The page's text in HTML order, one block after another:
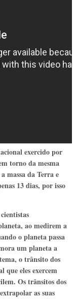
exercido por
torno da mesma
massa da Terra e
13 dias, por isso
ao medirem a
o planeta passa
um planeta a
o trânsito dos
que eles exercem
Os trânsitos dos
as suas